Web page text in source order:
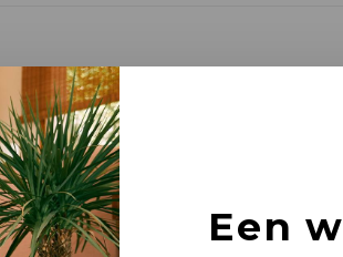
Een